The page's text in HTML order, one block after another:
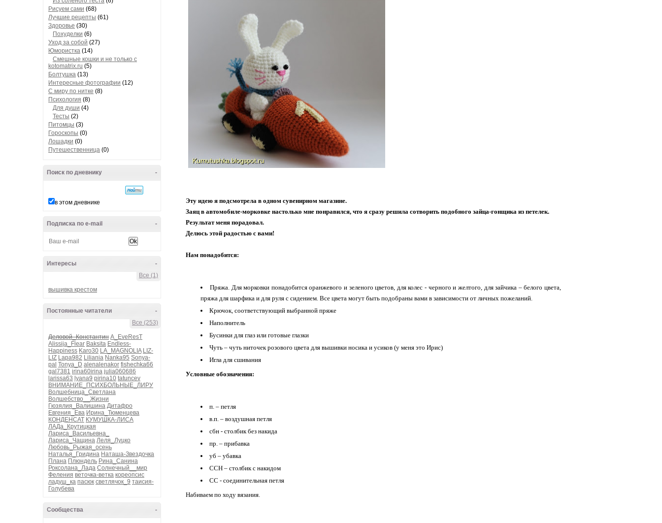
Рисуем сами (68)
Лучшие рецепты (61)
Здоровье (30)
Похуделки (6)
Уход за собой (27)
Юмористка (14)
Смешные кошки и не только с
kotomatrix.ru (5)
Болтушка (13)
Интересные фотографии (12)
С миру по нитке (8)
Психология (8)
Для души (4)
Тесты (2)
Питомцы (3)
Гороскопы (0)
Лошадки (0)
Путешественница (0)
-
Поиск по дневнику
в этом дневнике
-
Подписка по e-mail
-
Интересы
Все (1)
вышивка крестом
-
Постоянные читатели
Все (253)
Деловой_Константин A_EveResT
Alissija_Flear Baksita Endless-
Happiness Karo30 LA_MAGNOLIA LIZ-
LIZ Lapa982 Liliania Nanka95 Sonya-
pal Tonya_D alenalenakor fishechka66
gal7381 irina60irina julia060686
larissa63 lyana9 pirina10 tatuncev
ВНИМАНИЕ_ПСИХБОЛЬНЫЕ_ЛИРУ
Волшебница_Светлана
Волшебство__Жизни
Гюзялия_Валишина Дитафро
Евгения_Ева Ирина_Тюменцева
КОНДЕНСАТ КУМУШКА-ЛИСА
ЛАДа_Крутицкая
Лариса_Васильевна_
Лариса_Чащина Леля_Луцко
Любовь_Рыжая_осень
Наталья_Гридина Наташа-Звездочка
Плана Плюндель Рина_Санина
Роксолана_Лада Солнечный__мир
Феления веточка-ветка кореопсис
ладуш_ка пасюк светлячок_9 таисия-
Голубева
-
Сообщества
Эту идею я подсмотрела в одном сувенирном магазине.
Заяц в автомобиле-морковке настолько мне понравился, что я сразу решила сотворить подобного зайца-гонщика из петелек.
Результат меня порадовал.
Делюсь этой радостью с вами!
Нам понадобится:
Пряжа. Для морковки понадобится оранжевого и зеленого цветов, для колес - черного и желтого, для зайчика – белого цвета,
пряжа для шарфика и для руля с сидением. Все цвета могут быть подобраны вами в зависимости от личных пожеланий.
Крючок, соответствующий выбранной пряже
Наполнитель
Бусинки для глаз или готовые глазки
Чуть – чуть ниточек розового цвета для вышивки носика и усиков (у меня это Ирис)
Игла для сшивания
Условные обозначения:
п. – петля
в.п. – воздушная петля
сбн - столбик без накида
пр. – прибавка
уб – убавка
ССН – столбик с накидом
СС - соединительная петля
Набиваем по ходу вязания.